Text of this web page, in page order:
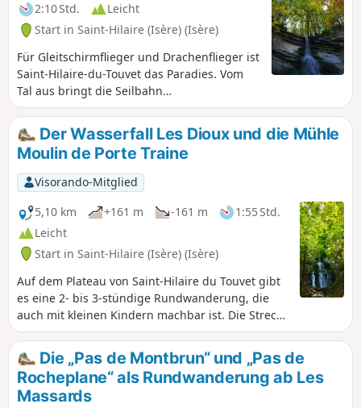
2:10 Std.
Leicht
Start in Saint-Hilaire (Isère) (Isère)
Für Gleitschirmflieger und Drachenflieger ist
Saint-Hilaire-du-Touvet das Paradies. Vom
Tal aus bringt die Seilbahn
Gleitschirmflieger und Wanderer auf das
Plateau des Petites Roches, von wo aus sich
jeder in die Lüfte schwingen oder am
Abgrund auf dem Boden bleiben kann. Für
Wanderer bietet diese Route am Fuße der
Dent de Crolles einen Aussichtspunkt über
das Tal und führt dann in den Wald, auf der
Suche nach den Überresten der Moulin de
Porte-Traîne.
Der Wasserfall Les Dioux und die Mühle
Moulin de Porte Traine
Visorando-Mitglied
5,10 km
+161 m -161 m
1:55 Std.
Leicht
Start in Saint-Hilaire (Isère) (Isère)
Auf dem Plateau von Saint-Hilaire du Touvet gibt
es eine 2- bis 3-stündige Rundwanderung, die
auch mit kleinen Kindern machbar ist. Die Strecke
ist sehr schattig und liegt in der Nähe der
Gleitschirm-Übungshänge von Saint-Hilaire
(Startplatz FFVL Sud), was für Kinder besonders
spannend ist, da sie die Gleitschirme beim
Aufsteigen beobachten können.
Die „Pas de Montbrun“ und „Pas de
Rocheplane“ als Rundwanderung ab Les
Massards